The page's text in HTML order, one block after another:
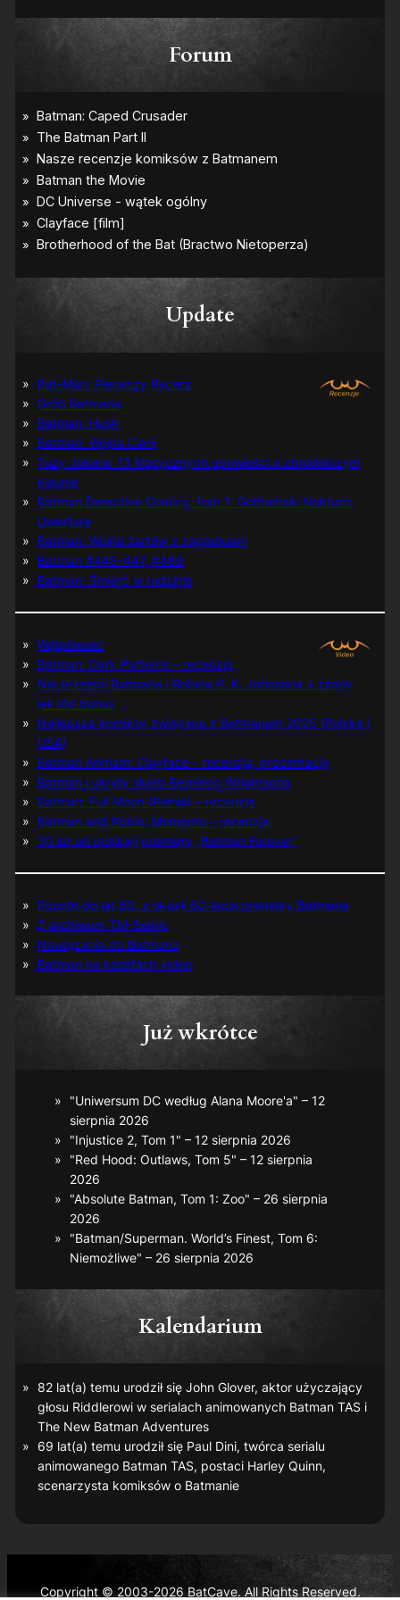
Forum
Update
Bat-Man: Pierwszy Rycerz
Grób Batmana
Batman: Hush
Batman: Wojna Cieni
Tuzy Jokera: 13 klasycznych opowieści o zbrodniczym
klaunie
Batman Detective Comics, Tom 1: Gothamski Nokturn:
Uwertura
Batman: Wojna żartów z zagadkami
Batman #445-447, #480
Batman: Śmierć w rodzinie
Wątpliwość
Batman: Dark Patterns – recenzja
Nie prześpij Batmana i Robina P. K. Johnsona + zimny
jak lód bonus
Najlepsze komiksy związane z Batmanem 2025 (Polska i
USA)
Batman Arkham: Clayface – recenzja, prezentacja
Batman i ukryty skarb Berniego Wrightsona
Batman: Full Moon (Pełnia) – recenzja
Batman and Robin: Memento – recenzja
30 lat od polskiej premiery „Batman Forever”
Powrót do lat 60. z okazji 60-lecia premiery Batmana
Z archiwum TM-Semic
Nawiązania do Batmana
Batman na kasetach video
Już wkrótce
"Uniwersum DC według Alana Moore'a" – 12
sierpnia 2026
"Injustice 2, Tom 1" – 12 sierpnia 2026
"Red Hood: Outlaws, Tom 5" – 12 sierpnia
2026
"Absolute Batman, Tom 1: Zoo" – 26 sierpnia
2026
"Batman/Superman. World’s Finest, Tom 6:
Niemożliwe" – 26 sierpnia 2026
Kalendarium
82 lat(a) temu urodził się John Glover, aktor użyczający
głosu Riddlerowi w serialach animowanych Batman TAS i
The New Batman Adventures
69 lat(a) temu urodził się Paul Dini, twórca serialu
animowanego Batman TAS, postaci Harley Quinn,
scenarzysta komiksów o Batmanie
Copyright © 2003-2026 BatCave. All Rights Reserved.